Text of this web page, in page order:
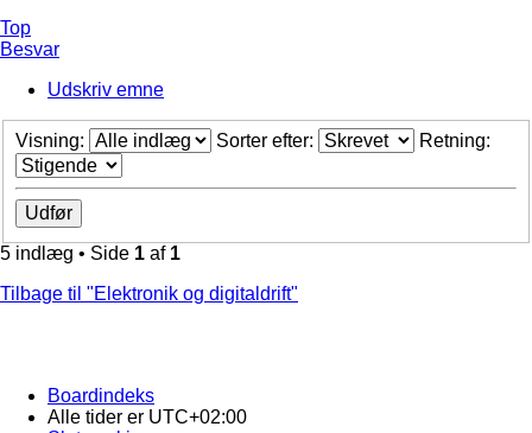
Top
Besvar
Udskriv emne
Visning: Sorter efter: Retning:
5 indlæg • Side 1 af 1
Tilbage til "Elektronik og digitaldrift"
Boardindeks
Alle tider er UTC+02:00